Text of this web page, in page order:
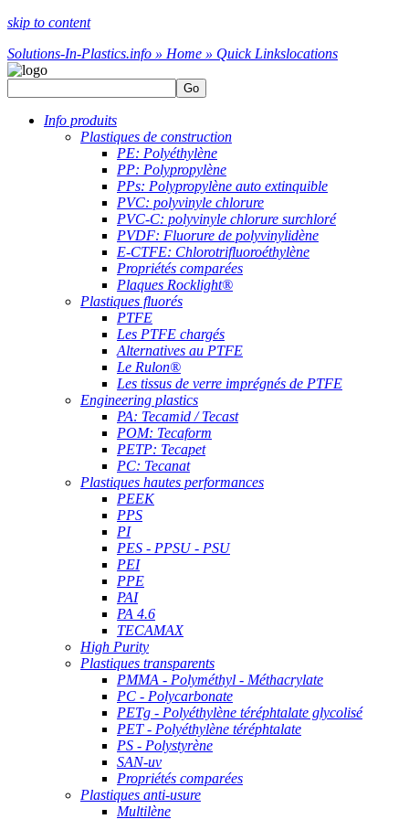
skip to content
Solutions-In-Plastics.info » Home » Quick Linkslocations
Go
Info produits
Plastiques de construction
PE: Polyéthylène
PP: Polypropylène
PPs: Polypropylène auto extinquible
PVC: polyvinyle chlorure
PVC-C: polyvinyle chlorure surchloré
PVDF: Fluorure de polyvinylidène
E-CTFE: Chlorotrifluoroéthylène
Propriétés comparées
Plaques Rocklight®
Plastiques fluorés
PTFE
Les PTFE chargés
Alternatives au PTFE
Le Rulon®
Les tissus de verre imprégnés de PTFE
Engineering plastics
PA: Tecamid / Tecast
POM: Tecaform
PETP: Tecapet
PC: Tecanat
Plastiques hautes performances
PEEK
PPS
PI
PES - PPSU - PSU
PEI
PPE
PAI
PA 4.6
TECAMAX
High Purity
Plastiques transparents
PMMA - Polyméthyl - Méthacrylate
PC - Polycarbonate
PETg - Polyéthylène téréphtalate glycolisé
PET - Polyéthylène téréphtalate
PS - Polystyrène
SAN-uv
Propriétés comparées
Plastiques anti-usure
Multilène